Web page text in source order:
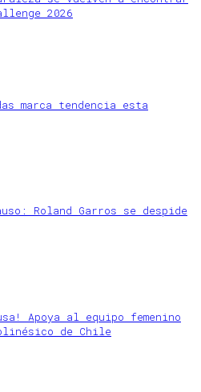
2026
marca tendencia esta
Roland Garros se despide
Apoya al equipo femenino
de Chile